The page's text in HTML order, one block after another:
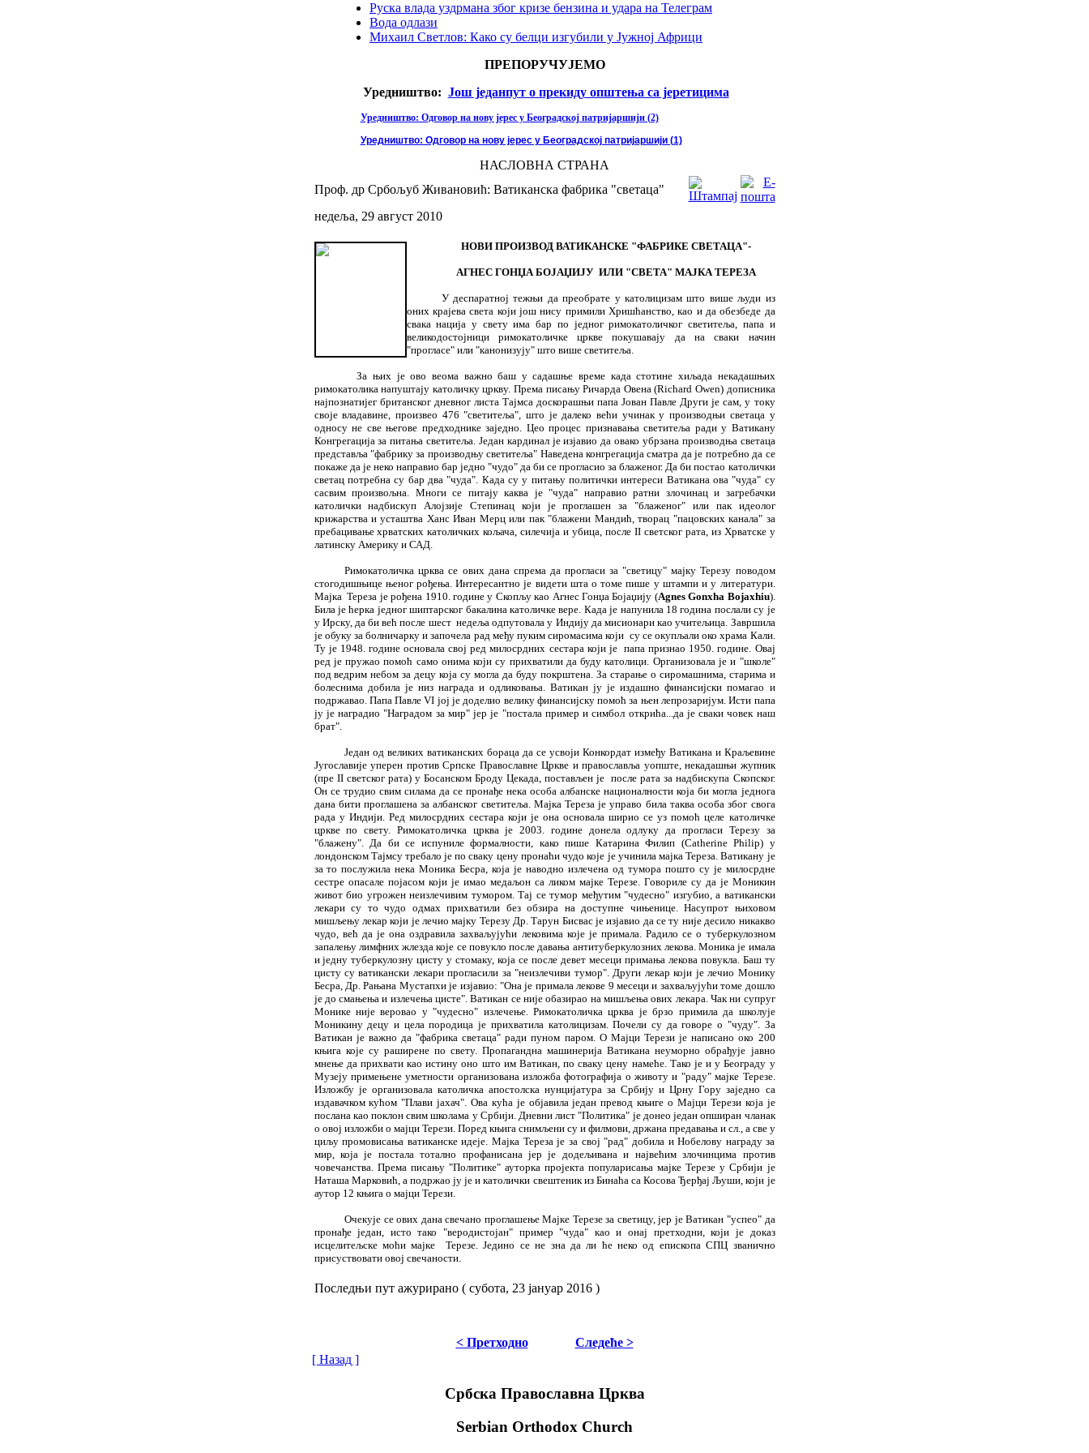
Руска влада уздрмана због кризе бензина и удара на Телеграм
Вода одлази
Михаил Светлов: Како су белци изгубили у Јужној Африци
ПРЕПОРУЧУЈЕМО
Уредништво: Још једанпут о прекиду општења са јеретицима
Уредништво: Одговор на нову јерес у Београдској патријаршији (2)
Уредништво: Одговор на нову јерес у Београдској патријаршији (1)
НАСЛОВНА СТРАНА
Проф. др Србољуб Живановић: Ватиканска фабрика "светаца"
недеља, 29 август 2010
НОВИ ПРОИЗВОД ВАТИКАНСКЕ "ФАБРИКЕ СВЕТАЦА"-
АГНЕС ГОНЏА БОЈАЏИЈУ ИЛИ "СВЕТА" МАЈКАТЕРЕЗА
У деспаратној тежњи да преобрате у католицизамшто више људи из
оних крајева света који јошнису примили Хришћанство, као и да обезбеде да
свака нација у свету има бар по једног римокатоличког светитеља, папа и
великодостојници римокатоличке цркве покушавају да на сваки начин
"прогласе" или "канонизују" што више светитеља.
За њих је ово веома важно баш у садашње време када стотине хиљада некадашњих
римокатолика напуштају католичку цркву. Према писању Ричарда Овена (Richard Owen) дописника
најпознатијег британског дневног листа Тајмса доскорашњи папа Јован Павле Други је сам, у току
своје владавине, произвео 476 "светитеља", што је далеко већи учинак у производњи светаца у
односу не све његове предходнике заједно. Цео процес признавања светитеља ради у Ватикану
Конгрегација за питања светитеља. Један кардинал је изјавио да овако убрзана производња светаца
представља "фабрику за производњу светитеља" Наведена конгрегација сматра да је потребно да се
покаже да је неко направио бар једно "чудо" да би се прогласио за блаженог. Да би постао католички
светац потребна су бар два "чуда". Када су у питању политички интереси Ватикана ова "чуда" су
сасвим произвољна. Многи се питају каква је "чуда" направио ратни злочинац и загребачки
католички надбискуп Алојзије Степинац који је проглашен за "блаженог" или пак идеолог
крижарства и усташтва Ханс Иван Мерц или пак "блажени Мандић, творац "пацовских канала" за
пребацивање хрватских католичких кољача, силечија и убица, после II светског рата, из Хрватске у
латинску Америку и САД.
Римокатоличка црква се ових дана спрема да прогласи за "светицу" мајку Терезу поводом
стогодишњице њеног рођења. Интересантно је видети шта о томе пише у штампи и у литератури.
Мајка Тереза је рођена 1910.године у Скопљу као Агнес Гонџа Бојаџију (Agnes Gonxha Bojaxhiu).
Била јећерка једногшиптарског бакалина католичке вере. Када је напунила 18 година послали су је
у Ирску, да би већ после шест недеља одпутовала у Индију да мисионари као учитељица. Завршила
је обуку за болничарку и започела рад међу пуким сиромасима који су се окупљали око храма Кали.
Ту је 1948.године основала свој ред милосрдних сестара који је папа признао 1950. године. Овај
ред је пружао помоћ само онима који су прихватили да буду католици. Организовала је и "школе"
под ведрим небом за децу која су могла да буду покрштена. За старање о сиромашнима, старима и
болеснима добила је низ награда и одликовања. Ватикан ју је издашно финансијски помагао и
подржавао. Папа Павле VI јој је доделио велику финансијску помоћ за њен лепрозаријум. Исти папа
ју је наградио "Наградом за мир" јер је "постала пример и симбол открића...да је свакичовек наш
брат".
Један од великих ватиканских бораца да се усвоји Конкордат између Ватикана и Краљевине
Југославије уперен против Српске Православне Цркве и православља уопште, некадашњи жупник
(пре II светског рата) у Босанском Броду Цекада, постављен је после рата за надбискупа Скопског.
Он се трудио свим силама да се пронађе нека особа албанске националности која би могла једнога
дана бити проглашена за албанског светитеља. Мајка Тереза је управо била таква особа због свога
рада у Индији. Ред милосрдних сестара који је она основалаширио се уз помоћ целе католичке
цркве по свету. Римокатоличка црква је 2003. године донела одлуку да прогласи Терезу за
"блажену". Да би се испуниле формалности, како пише Катарина Филип (Catherine Philip) у
лондонском Тајмсу требало је по сваку цену пронаћичудо које је учинила мајка Тереза. Ватикану је
за то послужила нека Моника Бесра, која је наводно излечена од тумора пошто су је милосрдне
сестре опасале појасом који је имао медаљон са ликом мајке Терезе. Говориле су да је Моникин
живот био угрожен неизлечивим тумором. Тај се тумор међутим "чудесно" изгубио, а ватикански
лекари су то чудо одмах прихватили без обзира на доступне чињенице. Насупрот њиховом
мишљењу лекар који је лечио мајку Терезу Др. Тарун Бисвас је изјавио да се ту није десило никакво
чудо, већда је она оздравила захваљујући лековима које је примала. Радило се о туберкулозном
запалењу лимфних жлезда које се повукло после давања антитуберкулозних лекова. Моника је имала
и једну туберкулозну цисту у стомаку, која се после девет месеци примања лекова повукла. Башту
цисту су ватикански лекари прогласили за "неизлечиви тумор". Други лекар који је лечио Монику
Бесра, Др. Рањана Мустапхи је изјавио: "Она је примала лекове 9 месеци и захваљујући томе дошло
је до смањења и излечења цисте". Ватикан се није обазирао на мишљења ових лекара. Чак ни супруг
Монике није веровао у "чудесно" излечење. Римокатоличка црква је брзо примила да школује
Моникину децу и цела породица је прихватила католицизам. Почели су да говоре о "чуду". За
Ватикан је важно да "фабрика светаца" ради пуном паром. О Мајци Терези је написано око 200
књига које су раширене по свету. Пропагандна машинерија Ватикана неуморно обрађује јавно
мнење да прихвати као истину оно што им Ватикан, по сваку цену намеће. Тако је и у Београду у
Музеју примењене уметности организована изложба фотографија оживоту и "раду" мајке Терезе.
Изложбу је организовала католичка апостолска нунцијатура за Србију и Црну Гору заједно са
издавачком кућом "Плави јахач". Ова кућа је објавила један превод књиге о Мајци Терези која је
послана као поклон свимшколама у Србији. Дневни лист "Политика" је донео један опширан чланак
о овој изложби о мајци Терези. Поред књига снимљени су и филмови, држана предавања и сл., а све у
циљу промовисања ватиканске идеје. Мајка Тереза је за свој "рад" добила и Нобелову награду за
мир, која је постала тотално профанисана јер је додељивана и највећим злочинцима против
човечанства. Према писању "Политике" ауторка пројекта популарисања мајке Терезе у Србији је
Наташа Марковић, а подржао ју је и католички свештеник из Бинаћа са КосоваЂерђај Љуши, који је
аутор 12 књига о мајци Терези.
Очекује се ових дана свечано проглашење Мајке Терезе за светицу, јер је Ватикан "успео" да
пронађе један, исто тако "веродистојан" пример "чуда" као и онај претходни, који је доказ
исцелитељске моћи мајке Терезе. Једино се не зна да ли ће неко од епископа СПЦ званично
присуствовати овој свечаности.
Последњи пут ажурирано ( субота, 23 јануар 2016 )
< Претходно
Следеће >
[ Назад ]
Србска Православна Црква
Serbian Orthodox Church